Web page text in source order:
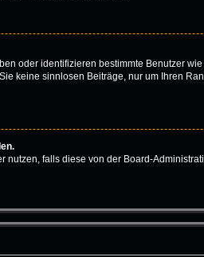
oder identifizieren bestimmte Benutzer
keine sinnlosen Beiträge, nur um Ihren
falls diese von der Board-